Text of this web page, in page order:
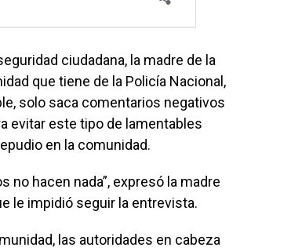
ciudadana, la madre de la
que tiene de la Policía Nacional,
solo saca comentarios negativos
evitar este tipo de lamentables
en la comunidad.
no hacen nada”, expresó la madre
le impidió seguir la entrevista.
las autoridades en cabeza